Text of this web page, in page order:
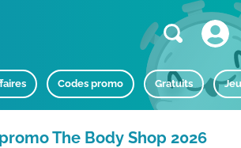
Codes promo Gratuits
The Body Shop 2026